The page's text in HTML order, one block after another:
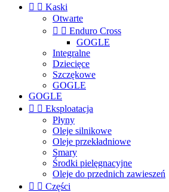
  Kaski
Otwarte
  Enduro Cross
GOGLE
Integralne
Dziecięce
Szczękowe
GOGLE
GOGLE
  Eksploatacja
Płyny
Oleje silnikowe
Oleje przekładniowe
Smary
Środki pielęgnacyjne
Oleje do przednich zawieszeń
  Części